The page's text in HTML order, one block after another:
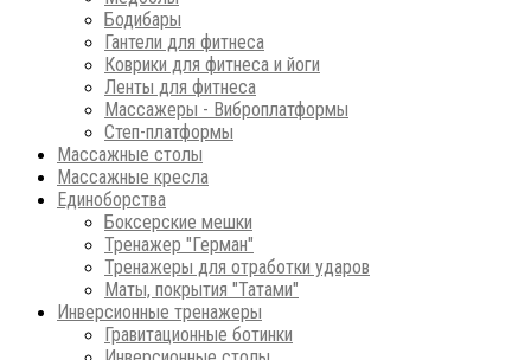
Бодибары
Гантели для фитнеса
Коврики для фитнеса и йоги
Ленты для фитнеса
Массажеры - Виброплатформы
Степ-платформы
Массажные столы
Массажные кресла
Единоборства
Боксерские мешки
Тренажер "Герман"
Тренажеры для отработки ударов
Маты, покрытия "Татами"
Инверсионные тренажеры
Гравитационные ботинки